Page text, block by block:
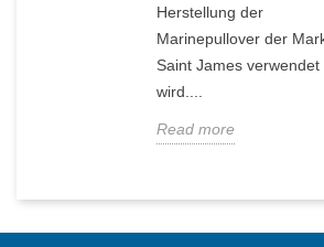
Herstellung der
Marinepullover der
Saint James verwendet
wird....
Read more